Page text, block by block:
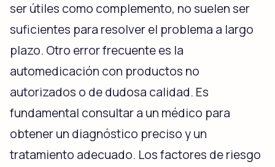
ser útiles como complemento, no suelen ser
suficientes para resolver el problema a largo
plazo. Otro error frecuente es la
automedicación con productos no
autorizados o de dudosa calidad. Es
fundamental consultar a un médico para
obtener un diagnóstico preciso y un
tratamiento adecuado. Los factores de riesgo